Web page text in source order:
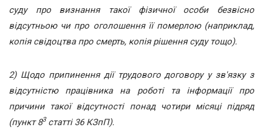
суду про визнання такої фізичної особи безвісно
відсутньою чи про оголошення її померлою (наприклад,
копія свідоцтва про смерть, копія рішення суду тощо).
2) Щодо припинення дії трудового договору у зв'язку з
відсутністю працівника на роботі та інформації про
причини такої відсутності понад чотири місяці підряд
(пункт 83статті 36 КЗпП).